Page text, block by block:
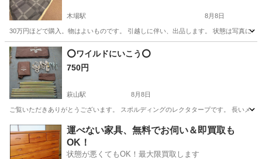
木場駅 8月8日
30万円ほどで購入。物はよいものです。 引越しに伴い、出品します。 状態は写真にて
東京 江東区 木場駅
⭕️ワイルドにいこう⭕️
750円
萩山駅 8月8日
ご覧いただきありがとうございます。 スポルディングのレクタタープです。 長いメ
東京 東村山市 萩山駅 その他 タープ
運べない家具、無料でお伺い＆即買取も
OK！
状態が悪くてもOK！最大限買取します